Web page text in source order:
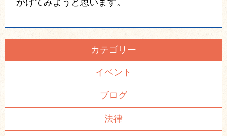
かけてみようと思います。
カテゴリー
イベント
ブログ
法律